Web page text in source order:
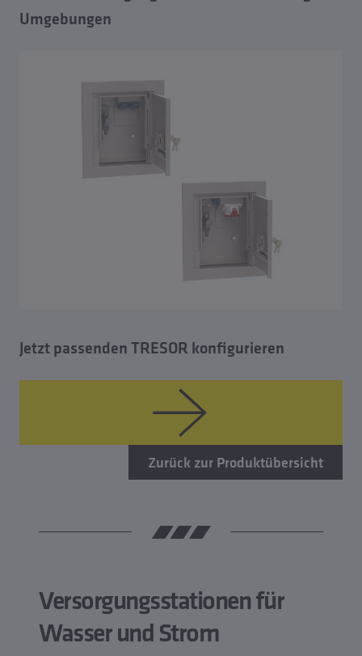
Umgebungen
Jetzt passenden TRESOR konfigurieren
Zurück zur Produktübersicht
Versorgungsstationen für
Wasser und Strom